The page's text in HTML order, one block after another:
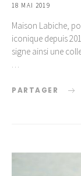
18 MAI 2019
Maison Labiche,
iconique depuis
signe ainsi une
…
PARTAGER